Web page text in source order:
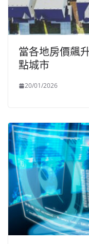
當各地房價飆
點城市
20/01/2026